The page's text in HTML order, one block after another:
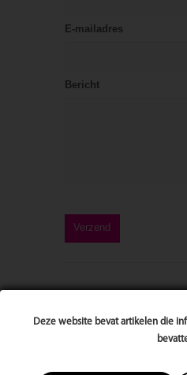
Deze website bevat artikelen die
E-mailadres
Bericht